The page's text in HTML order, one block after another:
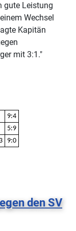
gute Leistung
Wechsel
Kapitän
mit 3:1."
9:4
5:9
9:0
den SV